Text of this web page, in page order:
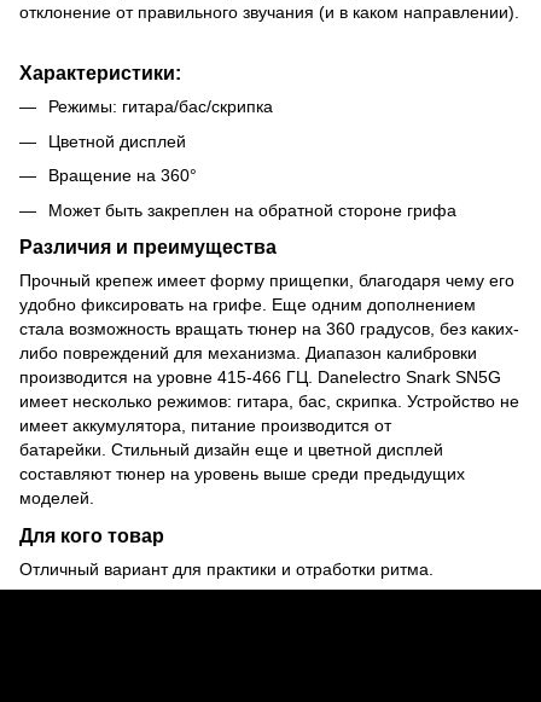
отклонение от правильного звучания (и в каком направлении).
Характеристики:
Режимы: гитара/бас/скрипка
Цветной дисплей
Вращение на 360°
Может быть закреплен на обратной стороне грифа
Различия и преимущества
Прочный крепеж имеет форму прищепки, благодаря чему его
удобно фиксировать на грифе. Еще одним дополнением
стала возможность вращать тюнер на 360 градусов, без каких-
либо повреждений для механизма. Диапазон калибровки
производится на уровне 415-466 ГЦ. Danelectro Snark SN5G
имеет несколько режимов: гитара, бас, скрипка. Устройство не
имеет аккумулятора, питание производится от
батарейки. Стильный дизайн еще и цветной дисплей
составляют тюнер на уровень выше среди предыдущих
моделей.
Для кого товар
Отличный вариант для практики и отработки ритма.